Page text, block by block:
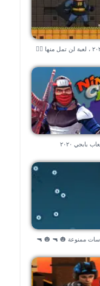
مغامرات ٢٠٢١ ، لعبة لن تمل منها 🧗‍♀️
بابجي ٢٠٢٠
ممنوعة 🎃 🔫 🎃 🔫